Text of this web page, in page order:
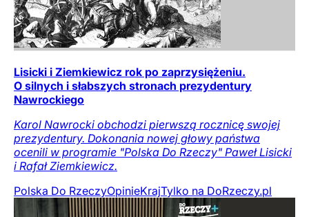
Lisicki i Ziemkiewicz rok po zaprzysiężeniu.
O silnych i słabszych stronach prezydentury
Nawrockiego
Karol Nawrocki obchodzi pierwszą rocznicę swojej
prezydentury. Dokonania nowej głowy państwa
ocenili w programie "Polska Do Rzeczy" Paweł Lisicki
i Rafał Ziemkiewicz.
Polska Do RzeczyOpinieKrajTylko na DoRzeczy.pl